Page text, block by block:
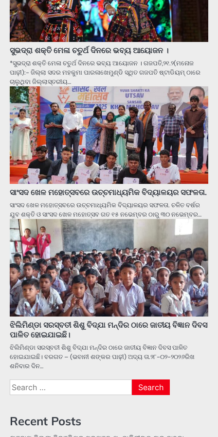
ସୁଭଦ୍ରା ଶକ୍ତି ମେଳା ଚତୁର୍ଥ ଦିନରେ ଭବ୍ୟ ଆୟୋଜନ ।
*ସୁଭଦ୍ରା ଶକ୍ତି ମେଳା ଚତୁର୍ଥ ଦିନରେ ଭବ୍ୟ ଆୟୋଜନ । ଗଜପତି,୨୧.୨(ମନୋଜ
ପାଢ଼ୀ):- ଜିଲ୍ଲା ସଦର ମହକୁମା ପାରଳାଖେମୁଣ୍ଡି ସ୍ଥିତ ଗଜପତି ଷ୍ଟାଡିୟମ୍ ଠାରେ
ଚାଲୁଥିବା ଜିଲ୍ଲାସ୍ତରୀୟ…
ସାଂସଦ ଖେଳ ମହୋତ୍ସବରେ ଉଚ୍ଚମାଧ୍ୟମିକ ବିଦ୍ୟାଳୟର ସଫଳତା.
ସାଂସଦ ଖେଳ ମହୋତ୍ସବରେ ଉଚ୍ଚମାଧ୍ୟମିକ ବିଦ୍ୟାଳୟର ସଫଳତା. ଚଳିତ ବର୍ଷର
ଯୁବ ଶକ୍ତି ଓ ସାଂସଦ ଖେଳ ମହୋତ୍ସବ ଗତ ୧୫ ନଭେମ୍ବର ଠାରୁ ୩୦ ନଭେମ୍ବର…
ଝିଲିମିଣ୍ଡା ସରସ୍ବତୀ ଶିଶୁ ବିଦ୍ଯା ମନ୍ଦିର ଠାରେ ଜାତୀୟ ବିଜ୍ଞାନ ଦିବସ
ପାଳିତ ହୋଇଯାଇଛି।
ଝିଲିମିଣ୍ଡା ସରସ୍ବତୀ ଶିଶୁ ବିଦ୍ଯା ମନ୍ଦିର ଠାରେ ଜାତୀୟ ବିଜ୍ଞାନ ଦିବସ ପାଳିତ
ହୋଇଯାଇଛି। ବରଗତ – (ଭବାନୀ ଶଙ୍କର ପାଢ଼ୀ) ଅଦ୍ୟ ତା.୨୮-୦୨-୨୦୨୬ରିଖ
ଶନିବାର ଦିନ…
Search
for:
Recent Posts